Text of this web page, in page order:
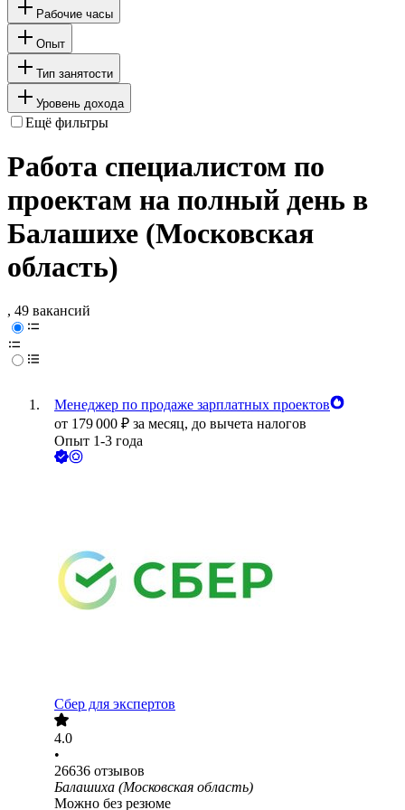
Рабочие часы
Опыт
Тип занятости
Уровень дохода
Ещё фильтры
Работа специалистом по
проектам на полный день в
Балашихе (Московская
область)
, 49 вакансий
Менеджер по продаже зарплатных проектов
от 179 000 ₽ за месяц, до вычета налогов
Опыт 1-3 года
Сбер для экспертов
4.0
•
26636 отзывов
Балашиха (Московская область)
Можно без резюме